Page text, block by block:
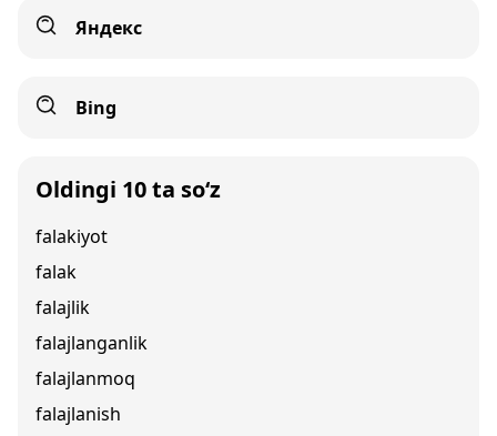
Яндекс
Bing
Oldingi 10 ta so‘z
falakiyot
falak
falajlik
falajlanganlik
falajlanmoq
falajlanish